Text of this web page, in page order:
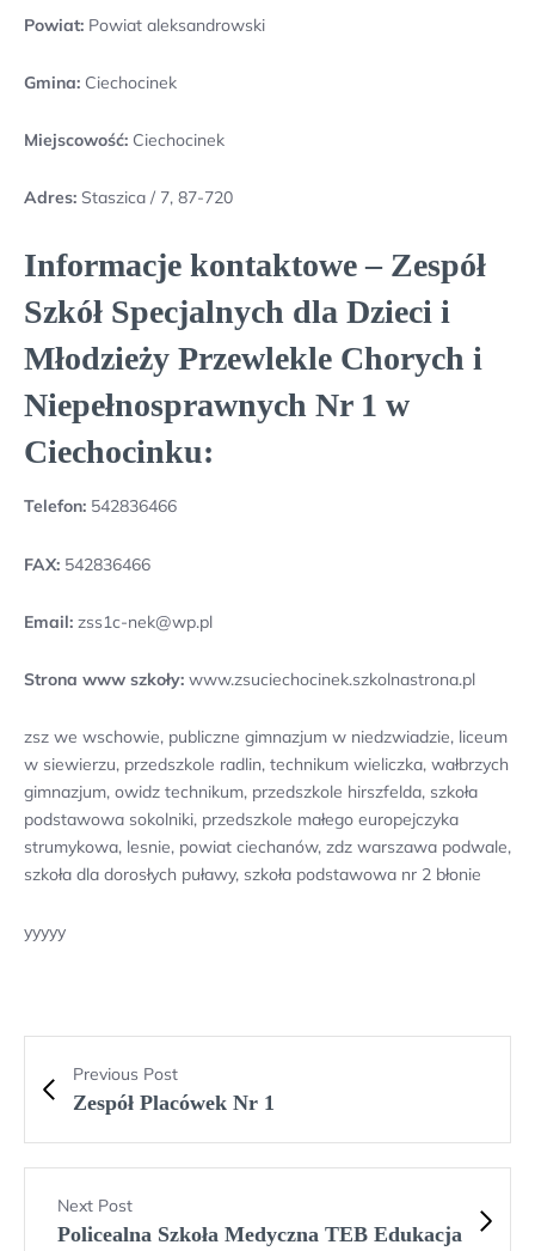
Powiat: Powiat aleksandrowski
Gmina: Ciechocinek
Miejscowość: Ciechocinek
Adres: Staszica / 7, 87-720
Informacje kontaktowe – Zespół
Szkół Specjalnych dla Dzieci i
Młodzieży Przewlekle Chorych i
Niepełnosprawnych Nr 1 w
Ciechocinku:
Telefon: 542836466
FAX: 542836466
Email: zss1c-nek@wp.pl
Strona www szkoły: www.zsuciechocinek.szkolnastrona.pl
zsz we wschowie, publiczne gimnazjum w niedzwiadzie, liceum
w siewierzu, przedszkole radlin, technikum wieliczka, wałbrzych
gimnazjum, owidz technikum, przedszkole hirszfelda, szkoła
podstawowa sokolniki, przedszkole małego europejczyka
strumykowa, lesnie, powiat ciechanów, zdz warszawa podwale,
szkoła dla dorosłych puławy, szkoła podstawowa nr 2 błonie
yyyyy
Previous Post
Zespół Placówek Nr 1
Next Post
Policealna Szkoła Medyczna TEB Edukacja